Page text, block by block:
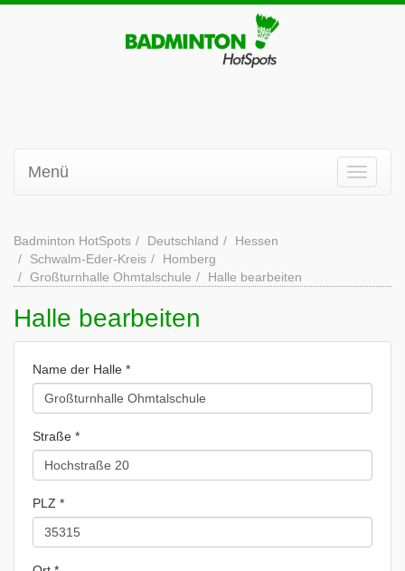
Menü
Badminton HotSpots Deutschland
Hessen
Schwalm-Eder-Kreis
Homberg
Großturnhalle Ohmtalschule
Halle bearbeiten
Halle bearbeiten
Name der Halle *
Straße *
PLZ *